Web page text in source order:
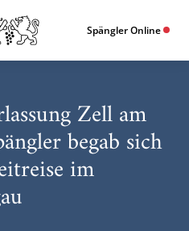
Spängler Online
Zell am
begab sich
im